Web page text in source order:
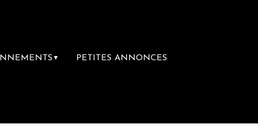
▼ PETITES ANNONCES